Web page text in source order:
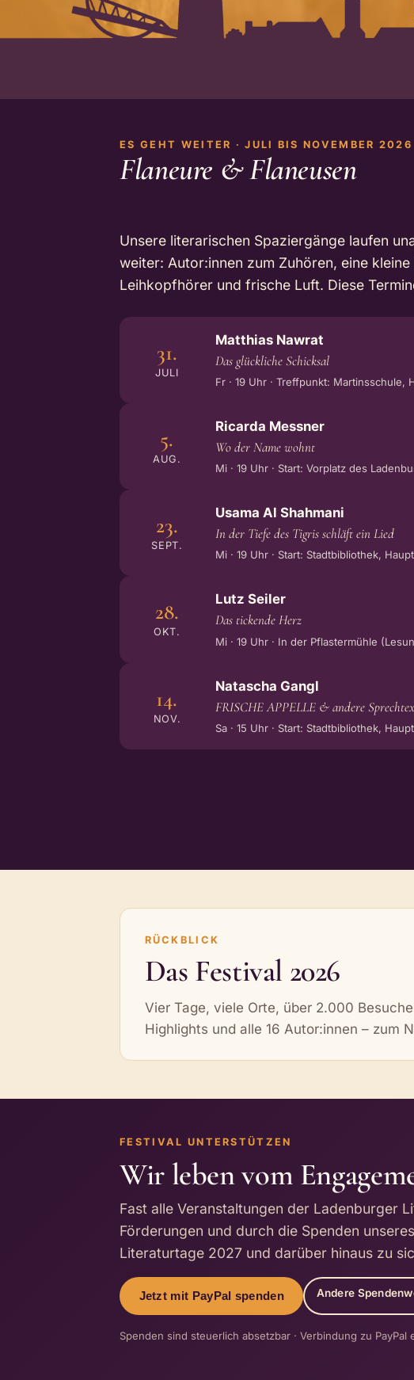
ES GEHT WEITER · JULI BIS NOVEMBER 2026
Flaneure & Flaneusen
Unsere literarischen Spaziergänge laufen
weiter: Autor:innen zum Zuhören, eine
Leihkopfhörer und frische Luft. Diese
31.
JULI
Matthias Nawrat
Das glückliche Schicksal
Fr · 19 Uhr · Treffpunkt: Martinsschule,
5.
AUG.
Ricarda Messner
Wo der Name wohnt
Mi · 19 Uhr · Start: Vorplatz des
23.
SEPT.
Usama Al Shahmani
In der Tiefe des Tigris schläft ein Lied
Mi · 19 Uhr · Start: Stadtbibliothek,
28.
OKT.
Lutz Seiler
Das tickende Herz
Mi · 19 Uhr · In der Pflastermühle
14.
NOV.
Natascha Gangl
FRISCHE APPELLE & andere
Sa · 15 Uhr · Start: Stadtbibliothek,
RÜCKBLICK
Das Festival 2026
Vier Tage, viele Orte, über 2.000
Highlights und alle 16 Autor:innen – zum
FESTIVAL UNTERSTÜTZEN
Wir leben vom
Fast alle Veranstaltungen der Ladenburger
Förderungen und durch die Spenden
Literaturtage 2027 und darüber hinaus zu
Jetzt mit PayPal spenden Andere
Spenden sind steuerlich absetzbar · Verbindung zu PayPal